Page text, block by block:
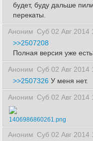
будет, буду дальше
перекаты.
Аноним Суб 02 Авг 2014
>>2507208
Полная версия уже
Аноним Суб 02 Авг 2014
>>2507326 У меня нет.
Аноним Суб 02 Авг 2014
1406986860261.png
Аноним Суб 02 Авг 2014